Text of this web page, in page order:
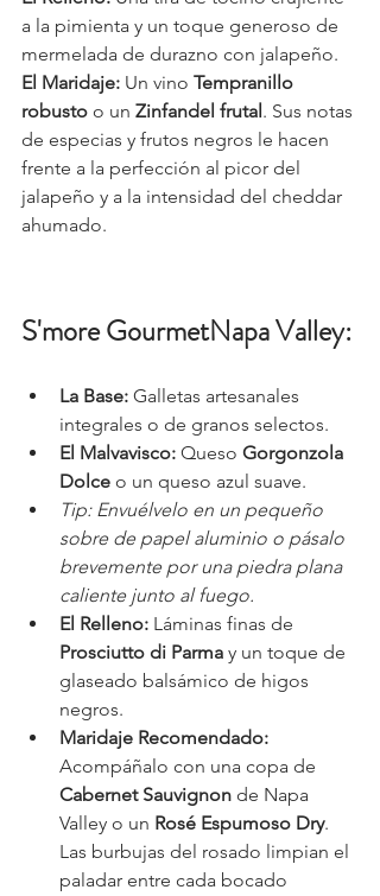
a la pimienta y un toque generoso de
mermelada de durazno con jalapeño.
El Maridaje: Un vino Tempranillo
robusto o un Zinfandel frutal . Sus notas
de especias y frutos negros le hacen
frente a la perfección al picor del
jalapeño y a la intensidad del cheddar
ahumado.
S'more GourmetNapa Valley:
La Base: Galletas artesanales
integrales o de granos selectos.
El Malvavisco: Queso Gorgonzola
Dolce o un queso azul suave.
Tip: Envuélvelo en un pequeño
sobre de papel aluminio o pásalo
brevemente por una piedra plana
caliente junto al fuego.
El Relleno: Láminas finas de
Prosciutto di Parma y un toque de
glaseado balsámico de higos
negros.
Maridaje Recomendado:
Acompáñalo con una copa de
Cabernet Sauvignon de Napa
Valley o un Rosé Espumoso Dry.
Las burbujas del rosado limpian el
paladar entre cada bocado